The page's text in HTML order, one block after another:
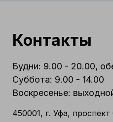
Контакты
Будни: 9.00 - 20.00,
Суббота: 9.00 - 14.00
Воскресенье:
450001, г. Уфа, проспект